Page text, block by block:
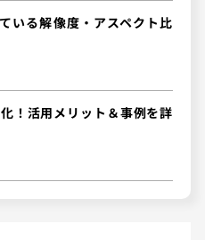
いる解像度・アスペクト比
！活用メリット＆事例を詳